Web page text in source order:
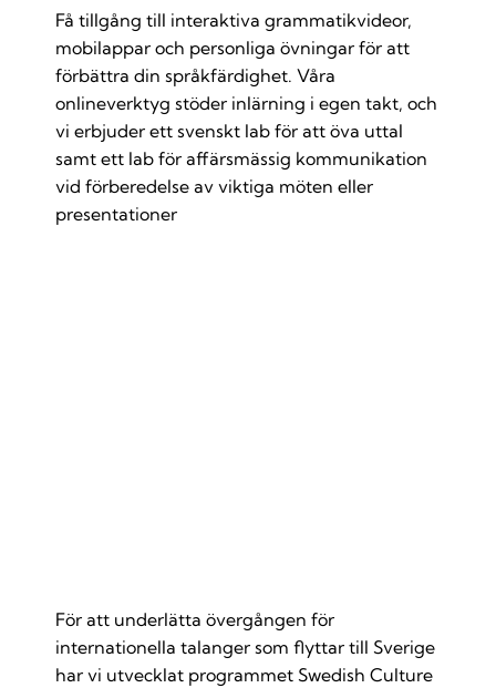
Få tillgång till interaktiva grammatikvideor,
mobilappar och personliga övningar för att
förbättra din språkfärdighet. Våra
onlineverktyg stöder inlärning i egen takt, och
vi erbjuder ett svenskt lab för att öva uttal
samt ett lab för affärsmässig kommunikation
vid förberedelse av viktiga möten eller
presentationer
För att underlätta övergången för
internationella talanger som flyttar till Sverige
har vi utvecklat programmet Swedish Culture